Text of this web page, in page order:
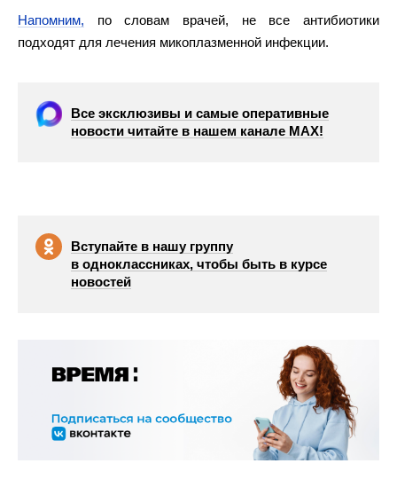
Напомним, по словам врачей, не все антибиотики
подходят для лечения микоплазменной инфекции.
Все эксклюзивы и самые оперативные
новости читайте в нашем канале МАХ!
Вступайте в нашу группу
в одноклассниках, чтобы быть в курсе
новостей